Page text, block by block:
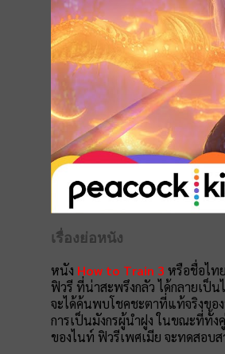
เรื่องย่อหนัง
หนัง How to Train 3 หรือชื่อไท
ฟิวรี ที่น่าสะพรึงกลัว ได้กลายเป็
จะได้ค้นพบโชคชะตาที่แท้จริงขอ
การเป็นมังกรผู้นำฝูง ในขณะที่ทั้ง
ของไนท์ ฟิวรีเพศเมีย จะทดสอบ